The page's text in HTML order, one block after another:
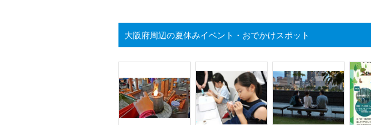
大阪府周辺の夏休みイベント・おでかけスポット